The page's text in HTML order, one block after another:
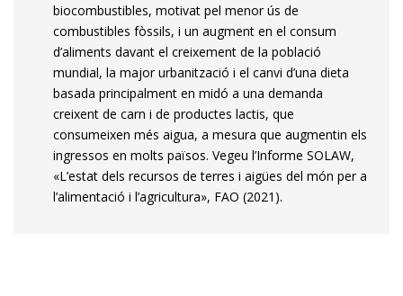
biocombustibles, motivat pel menor ús de
combustibles fòssils, i un augment en el consum
d’aliments davant el creixement de la població
mundial, la major urbanització i el canvi d’una dieta
basada principalment en midó a una demanda
creixent de carn i de productes lactis, que
consumeixen més aigua, a mesura que augmentin els
ingressos en molts països. Vegeu l’Informe SOLAW,
«L’estat dels recursos de terres i aigües del món per a
l’alimentació i l’agricultura», FAO (2021).